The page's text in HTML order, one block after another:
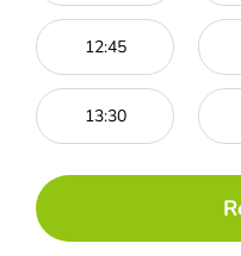
12:45
13:30